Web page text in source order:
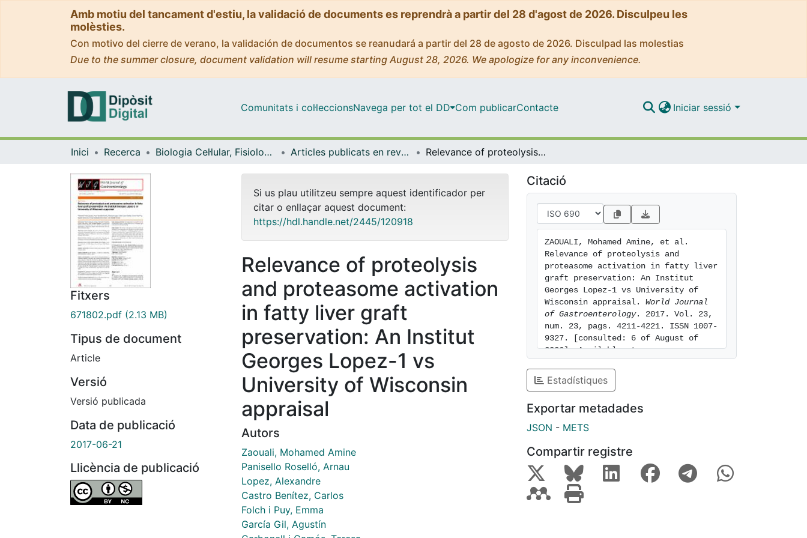
Amb motiu del tancament d'estiu, la validació de documents es reprendrà a partir del 28 d'agost de 2026. Disculpeu les
molèsties.
Con motivo del cierre de verano, la validación de documentos se reanudará a partir del 28 de agosto de 2026. Disculpad las molestias
Due to the summer closure, document validation will resume starting August 28, 2026. We apologize for any inconvenience.
Comunitats i col·leccionsNavega per tot el DD Com publicarContacte Iniciar sessió
Inici Recerca Biologia Cel·lular, Fisiologia i Immunologia Articles publicats en revistes (Biologia Cel·lular, Fisiologia i Immunologia) Relevance of proteolysis and proteasome activation in fatty liver graft preservation: An Institut Georges Lopez-1 vs University of Wisconsin appraisal
Fitxers
671802.pdf (2.13 MB)
Tipus de document
Article
Versió
Versió publicada
Data de publicació
2017-06-21
Llicència de publicació
Si us plau utilitzeu sempre aquest identificador per
citar o enllaçar aquest document:
https://hdl.handle.net/2445/120918
Relevance of proteolysis
and proteasome activation
in fatty liver graft
preservation: An Institut
Georges Lopez-1 vs
University of Wisconsin
appraisal
Autors
Zaouali, Mohamed Amine
Panisello Roselló, Arnau
Lopez, Alexandre
Castro Benítez, Carlos
Folch i Puy, Emma
García Gil, Agustín
Citació
ZAOUALI, Mohamed Amine, et al.
Relevance of proteolysis and
proteasome activation in fatty liver
graft preservation: An Institut
Georges Lopez-1 vs University of
Wisconsin appraisal. World Journal
of Gastroenterology. 2017. Vol. 23,
num. 23, pags. 4211-4221. ISSN 1007-
9327. [consulted: 6 of August of
2026]. Available at:
Estadístiques
Exportar metadades
JSON - METS
Compartir registre